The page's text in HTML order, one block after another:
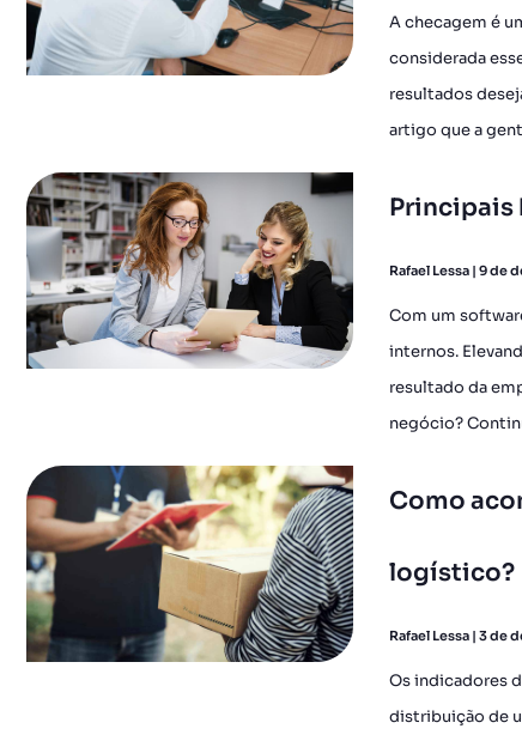
A checagem é
considerada
resultados
artigo que a
Principais
Rafael Lessa 9 de
Com um
internos.
resultado da
negócio?
Como
logístico?
Rafael Lessa 3 de
Os indicadores
distribuição de